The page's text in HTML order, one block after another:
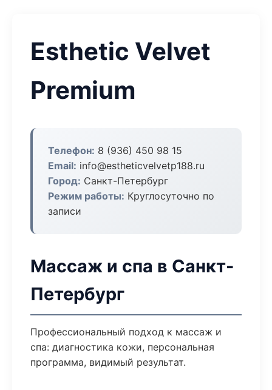
Esthetic Velvet
Premium
Телефон: 8 (936) 450 98 15
Email: info@estheticvelvetp188.ru
Город: Санкт-Петербург
Режим работы: Круглосуточно по
записи
Массаж и спа в Санкт-
Петербург
Профессиональный подход к массаж и
спа: диагностика кожи, персональная
программа, видимый результат.